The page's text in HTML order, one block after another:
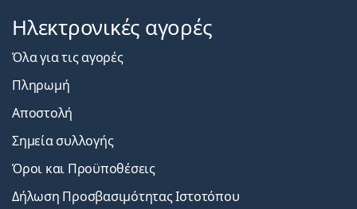
Ηλεκτρονικές αγορές
Όλα για τις αγορές
Πληρωμή
Αποστολή
Σημεία συλλογής
Όροι και Προϋποθέσεις
Δήλωση Προσβασιμότητας Ιστοτόπου